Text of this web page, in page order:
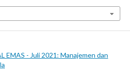
EMAS - Juli 2021: Manajemen dan